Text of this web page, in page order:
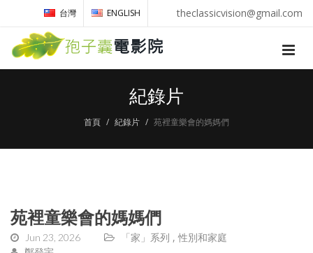
theclassicvision@gmail.com
台灣 ENGLISH
紀錄片
首頁 紀錄片 苑裡童樂會的媽媽們
苑裡童樂會的媽媽們
Jun 23, 2026 「家」系列
性別和家庭